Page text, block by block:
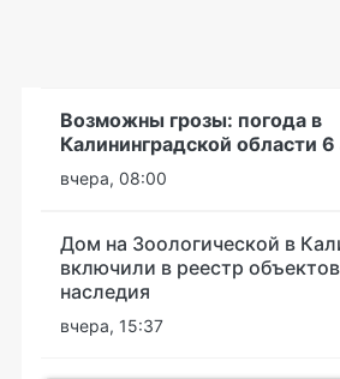
Возможны грозы: погода в
Калининградской области 6
вчера, 08:00
Дом на Зоологической в
включили в реестр
наследия
вчера, 15:37